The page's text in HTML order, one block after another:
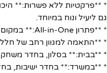
* **פרקטיות ללא פשרות:**
גם ליעיל ונוח במיוחד.
* **פתרון All-in-One:** במקום מספר מכשירים – שעון, לוח שנה, מד טמפרטורה וטיימר – אתם מקבלים את הכל במכשיר אחד אלגנטי ומרשים.
* **התאמה למגוון רחב של
* **בבית:** בסלון, בחדר
* **במשרד:** בחדר ישיבות,
אינסטגרם
יוטיוב